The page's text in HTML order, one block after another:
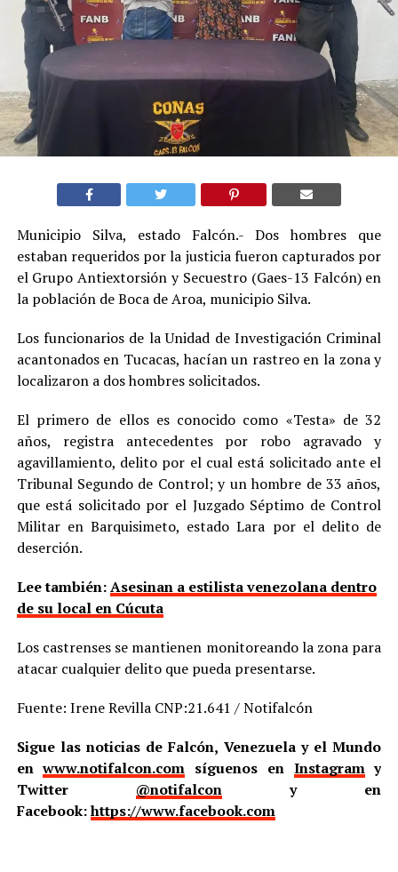
Municipio Silva, estado Falcón.- Dos hombres que
estaban requeridos por la justicia fueron capturados por
el Grupo Antiextorsión y Secuestro (Gaes-13 Falcón) en
la población de Boca de Aroa, municipio Silva.
Los funcionarios de la Unidad de Investigación Criminal
acantonados en Tucacas, hacían un rastreo en la zona y
localizaron a dos hombres solicitados.
El primero de ellos es conocido como «Testa» de 32
años, registra antecedentes por robo agravado y
agavillamiento, delito por el cual está solicitado ante el
Tribunal Segundo de Control; y un hombre de 33 años,
que está solicitado por el Juzgado Séptimo de Control
Militar en Barquisimeto, estado Lara por el delito de
deserción.
Lee también:Asesinan a estilista venezolana dentro
de su local en Cúcuta
Los castrenses se mantienen monitoreando la zona para
atacar cualquier delito que pueda presentarse.
Fuente: Irene Revilla CNP:21.641 / Notifalcón
Sigue las noticias de Falcón, Venezuela y el Mundo
enwww.notifalcon.com síguenos en Instagramy
Twitter @notifalcony en
Facebook:https://www.facebook.com